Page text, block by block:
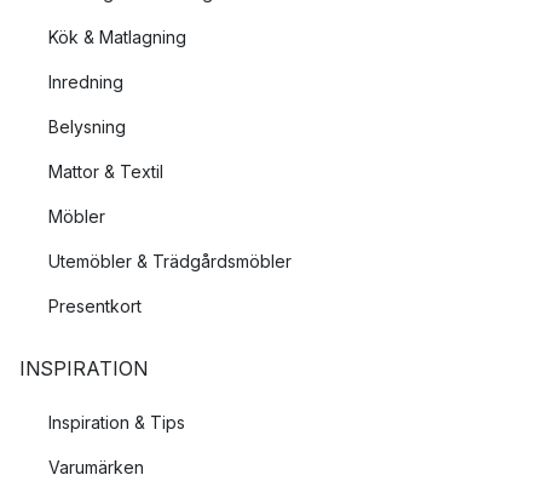
Kök & Matlagning
Inredning
Belysning
Mattor & Textil
Möbler
Utemöbler & Trädgårdsmöbler
Presentkort
INSPIRATION
Inspiration & Tips
Varumärken